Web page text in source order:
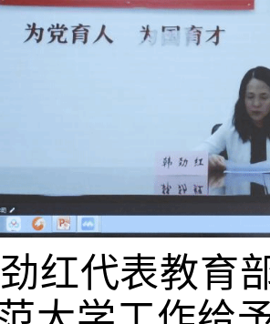
红代表教育